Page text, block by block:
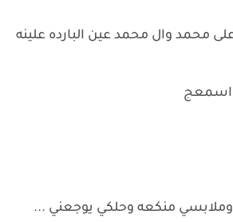
محمد وال محمد عين البارده علينه
اسمعج
منكعه وحلكي يوجعني ...